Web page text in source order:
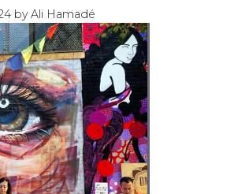
byAli Hamadé